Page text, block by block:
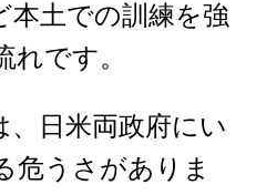
本土での訓練を強
です。
日米両政府にい
危うさがありま